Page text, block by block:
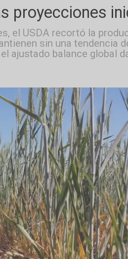
las
el USDA recortó
mantienen sin una
el ajustado balance